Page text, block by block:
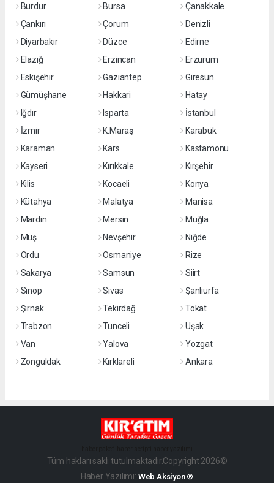
Burdur
Bursa
Çanakkale
Çankırı
Çorum
Denizli
Diyarbakır
Düzce
Edirne
Elazığ
Erzincan
Erzurum
Eskişehir
Gaziantep
Giresun
Gümüşhane
Hakkari
Hatay
Iğdır
Isparta
İstanbul
İzmir
K.Maraş
Karabük
Karaman
Kars
Kastamonu
Kayseri
Kırıkkale
Kırşehir
Kilis
Kocaeli
Konya
Kütahya
Malatya
Manisa
Mardin
Mersin
Muğla
Muş
Nevşehir
Niğde
Ordu
Osmaniye
Rize
Sakarya
Samsun
Siirt
Sinop
Sivas
Şanlıurfa
Şırnak
Tekirdağ
Tokat
Trabzon
Tunceli
Uşak
Van
Yalova
Yozgat
Zonguldak
Kırklareli Ankara
Tüm hakları saklı tutulmaktadır.Copyright 2026©
Haber Yazılımı: Web Aksiyon ®